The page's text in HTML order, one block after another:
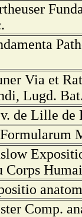
Via et
Lugd.
de Lille
Corps
Comp.